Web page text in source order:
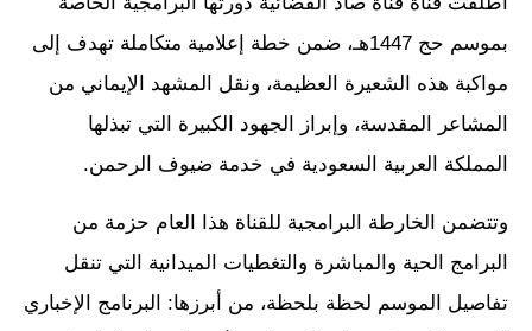
بموسم حج 1447هـ، ضمن خطة إعلامية متكاملة تهدف إلى
مواكبة هذه الشعيرة العظيمة، ونقل المشهد الإيماني من
المشاعر المقدسة، وإبراز الجهود الكبيرة التي تبذلها
المملكة العربية السعودية في خدمة ضيوف الرحمن.
وتتضمن الخارطة البرامجية للقناة هذا العام حزمة من
البرامج الحية والمباشرة والتغطيات الميدانية التي تنقل
تفاصيل الموسم لحظة بلحظة، من أبرزها: البرنامج الإخباري